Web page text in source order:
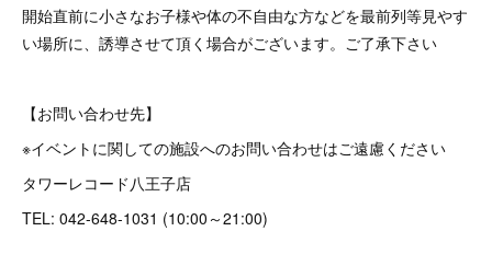
開始直前に小さなお子様や体の不自由な方などを最前列等見やす
い場所に、誘導させて頂く場合がございます。ご了承下さい
【お問い合わせ先】
※イベントに関しての施設へのお問い合わせはご遠慮ください
タワーレコード八王子店
TEL: 042-648-1031 (10:00～21:00)